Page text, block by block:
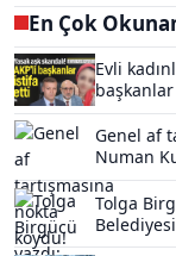
En Çok
Evli
Genel af
Numan
Tolga